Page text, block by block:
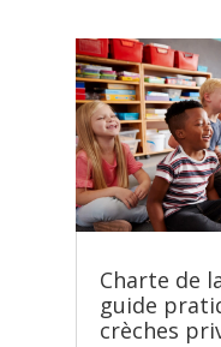
Charte de
guide
crèches